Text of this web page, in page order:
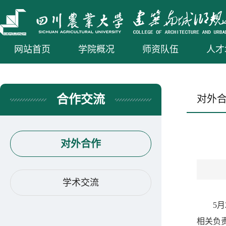
网站首页 学院概况 师资队伍 人
合作交流
对外合作
学术交流
对外
5
相关负